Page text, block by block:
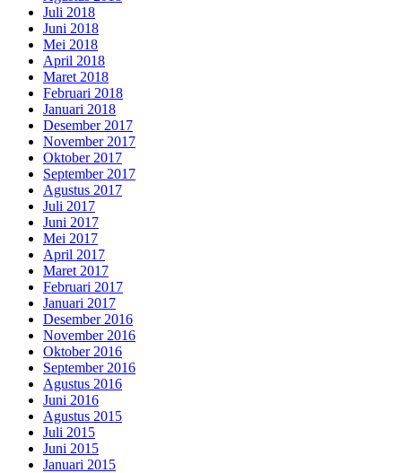
Juli 2018
Juni 2018
Mei 2018
April 2018
Maret 2018
Februari 2018
Januari 2018
Desember 2017
November 2017
Oktober 2017
September 2017
Agustus 2017
Juli 2017
Juni 2017
Mei 2017
April 2017
Maret 2017
Februari 2017
Januari 2017
Desember 2016
November 2016
Oktober 2016
September 2016
Agustus 2016
Juni 2016
Agustus 2015
Juli 2015
Juni 2015
Januari 2015